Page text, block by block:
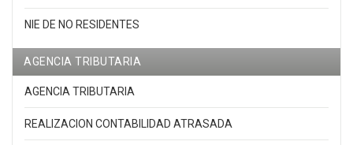
NIE DE NO RESIDENTES
AGENCIA TRIBUTARIA
AGENCIA TRIBUTARIA
REALIZACION CONTABILIDAD ATRASADA